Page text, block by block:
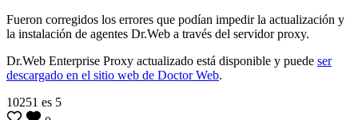
Fueron corregidos los errores que podían impedir la actualización y
la instalación de agentes Dr.Web a través del servidor proxy.
Dr.Web Enterprise Proxy actualizado está disponible y puede ser
descargado en el sitio web de Doctor Web.
10251 es 5